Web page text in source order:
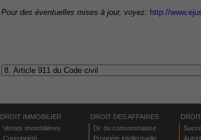
Pour des éventuelles mises à jour, voyez: http://
DROIT IMMOBILIER
Ventes immobilières
Copropriété
DROIT DES AFFAIRES
Dr. du consommateur
Propriété intellectuelle